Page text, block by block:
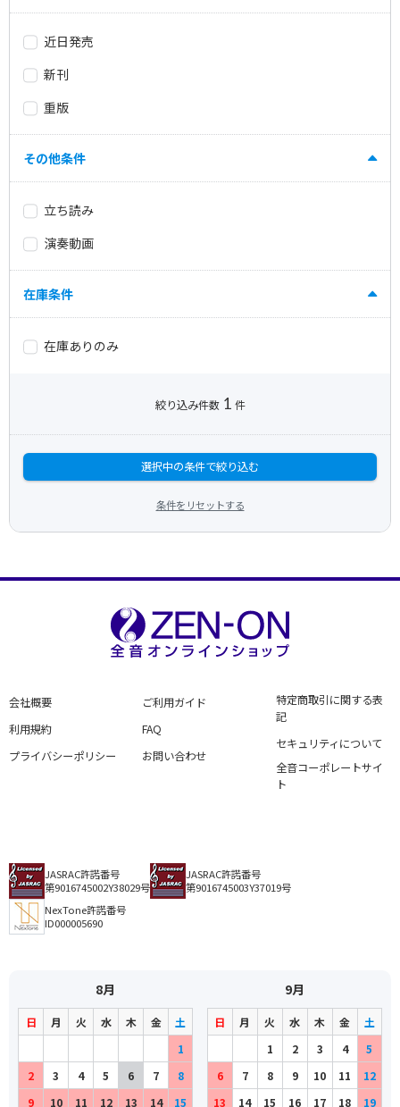
近日発売
新刊
重版
その他条件
立ち読み
演奏動画
在庫条件
在庫ありのみ
絞り込み件数 1 件
選択中の条件で絞り込む
条件をリセットする
会社概要
利用規約
プライバシーポリシー
ご利用ガイド
FAQ
お問い合わせ
特定商取引に関する表
記
セキュリティについて
全音コーポレートサイ
ト
JASRAC許諾番号
第9016745002Y38029号
JASRAC許諾番号
第9016745003Y37019号
NexTone許諾番号
ID000005690
8月
日 月 火 水 木 金
土
1
2
3 4 5 6 7
8
9
10 11 12 13 14 15
9月
日 月 火 水 木 金
土
1
2 3 4
5
6
7 8 9 10 11
12
13
14 15 16 17 18 19